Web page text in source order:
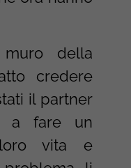
della
credere
il partner
a fare un
vita e